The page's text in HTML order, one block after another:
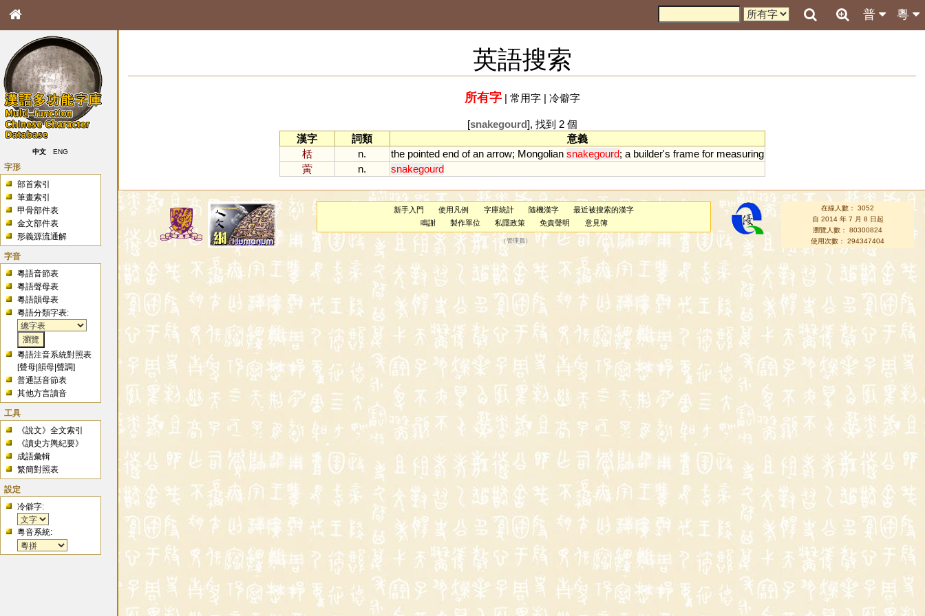
粵
普
中文 ENG
字形
部首索引
筆畫索引
甲骨部件表
金文部件表
形義源流通解
字音
粵語音節表
粵語聲母表
粵語韻母表
粵語分類字表:
粵語注音系統對照表
[聲母 |韻母 |聲調]
普通話音節表
其他方言讀音
工具
《說文》全文索引
《讀史方輿紀要》
成語彙輯
繁簡對照表
設定
冷僻字:
粵音系統:
英語搜索
所有字| 常用字| 冷僻字
[snakegourd], 找到 2 個
漢字
詞類
意義
栝
n. the pointed end of an arrow; Mongolian snakegourd; a builder's frame for measuring
蔩
n. snakegourd
新手入門 使用凡例 字庫統計 隨機漢字
最近被搜索的漢字
鳴謝
製作單位 私隱政策 免責聲明 意見簿
（管理員 ）
在線人數： 3052
自 2014 年 7 月 8 日起
瀏覽人數： 80300824
使用次數： 294347404